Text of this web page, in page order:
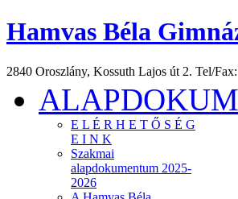
Hamvas Béla
2840 Oroszlány, Kossuth Lajos út 2. Tel/
E L É R H E T Ő S É G
E I N K
Szakmai
alapdokumentum 2025-
2026